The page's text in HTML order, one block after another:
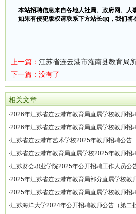
本站招聘信息来自各地人社局、政府网、
如果有侵犯版权请联系下方站长qq，我们将
上一篇： 江苏省连云港市灌南县教育局
下一篇：没有了
相关文章
·2026年江苏省连云港市教育局直属学校教师招
站）资格复审安排
·2026年江苏省连云港市教育局直属学校教师招
·江苏省连云港市艺术学校2025年教师招聘公告
·江苏省连云港市教育局直属学校2025年教师招
·江苏财会职业学院2025年公开招聘工作人员公
·2025年江苏省连云港市教育局部分直属学校教
公告
·2025年江苏省连云港市教育局直属学校教师招
告
·江苏海洋大学2024年公开招聘教师公告（第二